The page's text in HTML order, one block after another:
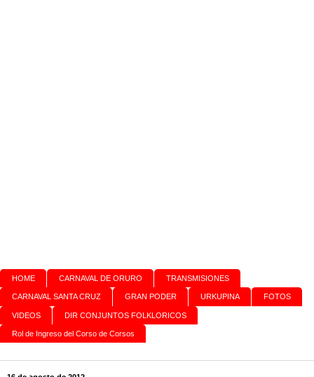
HOME CARNAVAL DE ORURO TRANSMISIONES
CARNAVAL SANTA CRUZ GRAN PODER URKUPINA FOTOS
VIDEOS DIR CONJUNTOS FOLKLORICOS
Rol de Ingreso del Corso de Corsos